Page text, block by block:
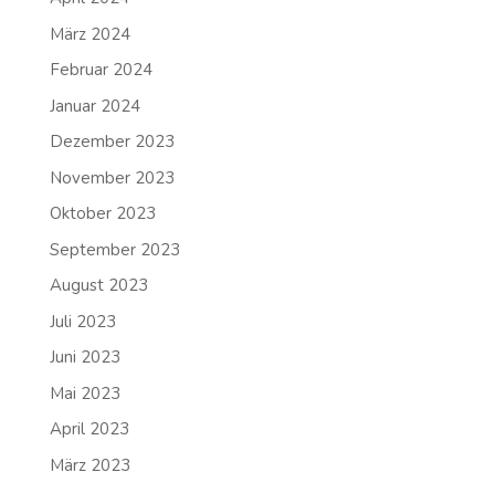
März 2024
Februar 2024
Januar 2024
Dezember 2023
November 2023
Oktober 2023
September 2023
August 2023
Juli 2023
Juni 2023
Mai 2023
April 2023
März 2023